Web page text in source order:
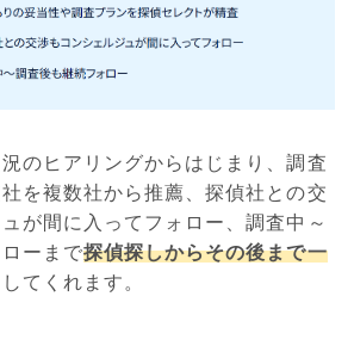
のヒアリングからはじまり、調査
を複数社から推薦、探偵社との交
が間に入ってフォロー、調査中～
ーまで探偵探しからその後まで一
てくれます。